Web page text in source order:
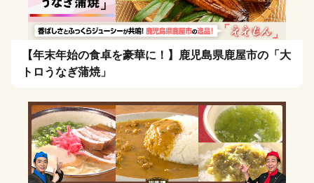
【年末年始の食卓を豪華に！】鹿児島県鹿屋市の「大
トロうなぎ蒲焼」